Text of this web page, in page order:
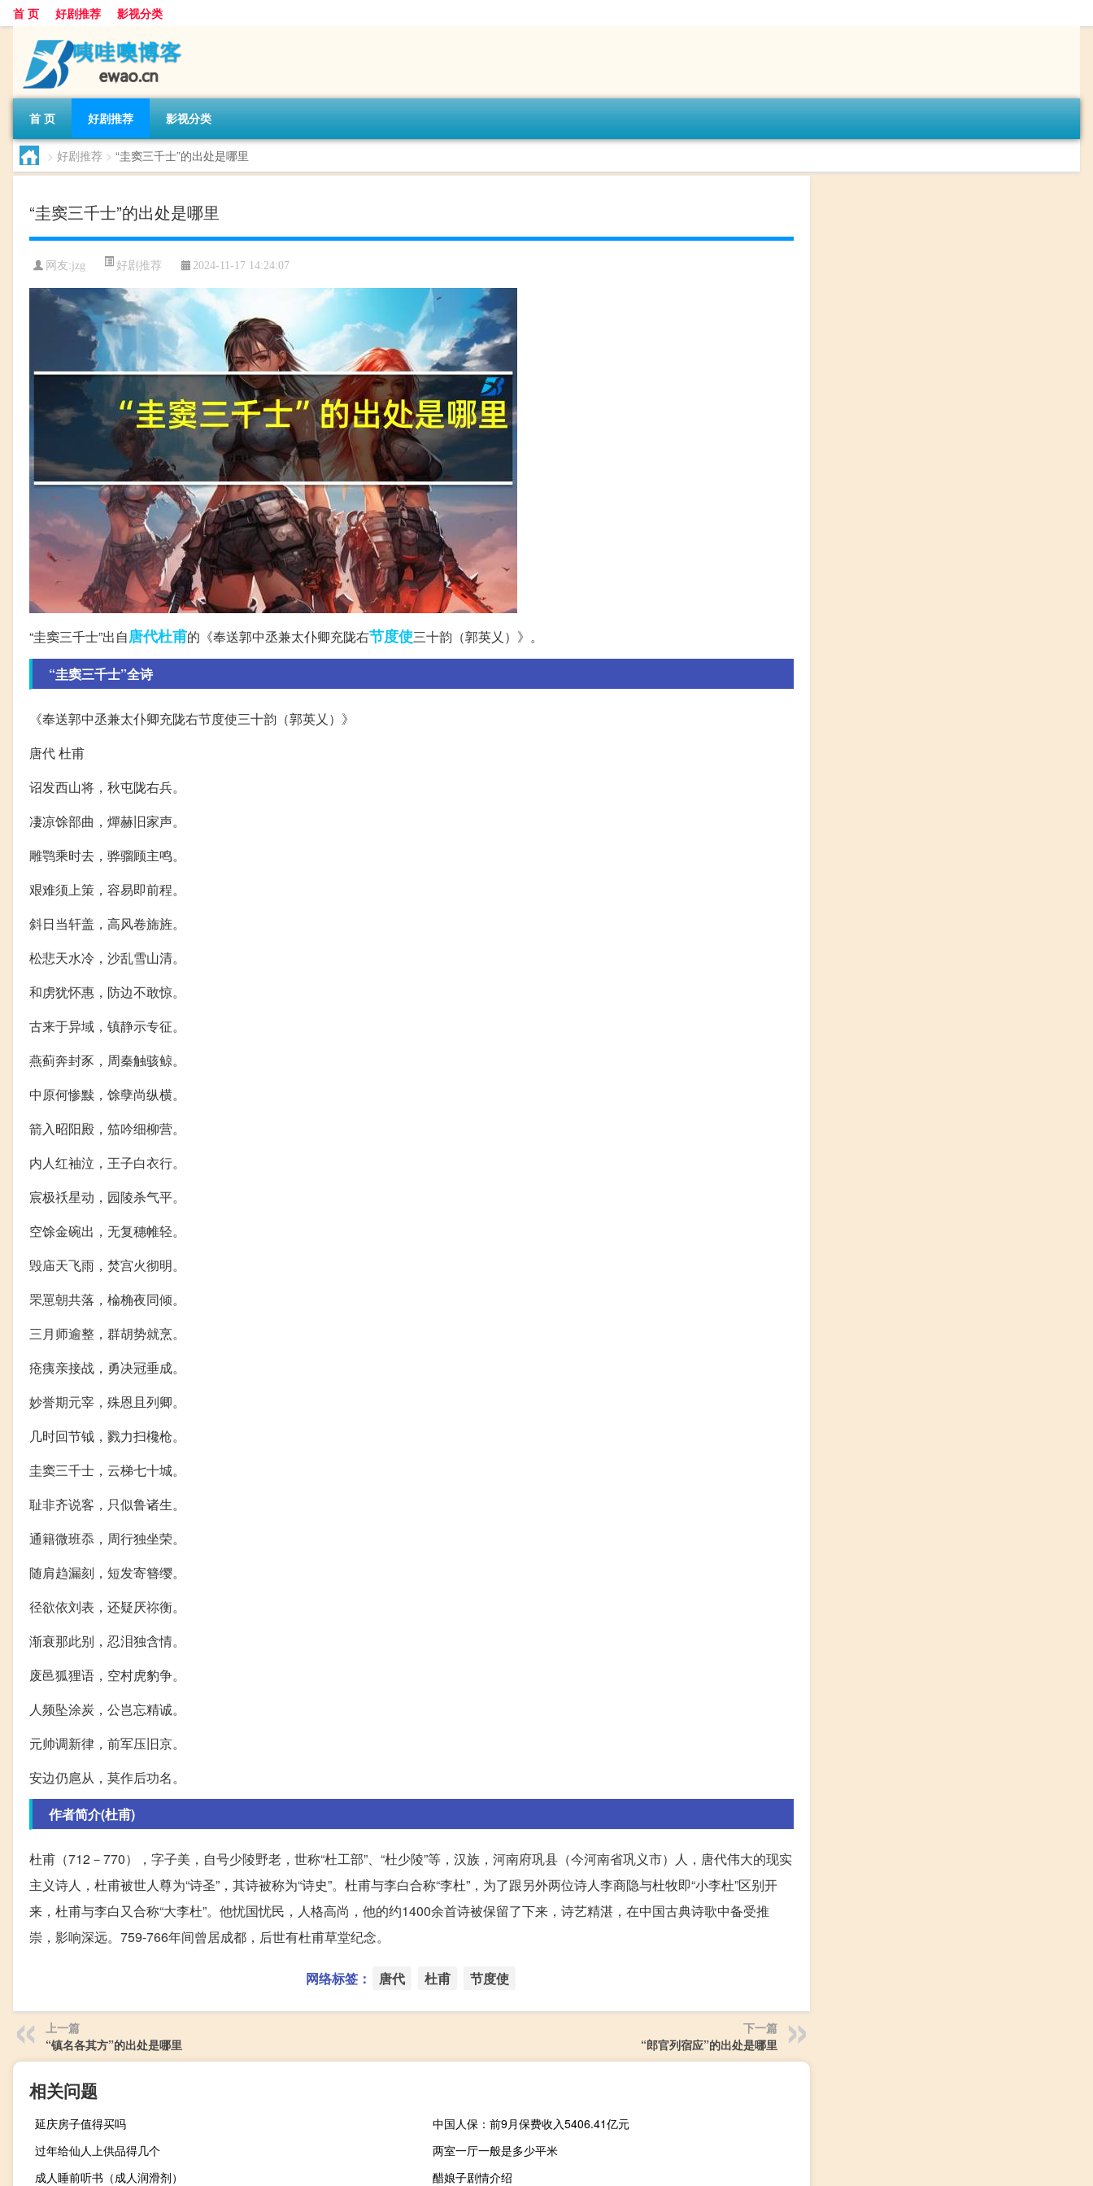
首 页 好剧推荐 影视分类
首 页 好剧推荐 影视分类
> 好剧推荐 > “圭窦三千士”的出处是哪里
“圭窦三千士”的出处是哪里
网友:jzg 好剧推荐 2024-11-17 14:24:07
“圭窦三千士”出自唐代杜甫的《奉送郭中丞兼太仆卿充陇右节度使三十韵（郭英乂）》。
“圭窦三千士”全诗
《奉送郭中丞兼太仆卿充陇右节度使三十韵（郭英乂）》
唐代 杜甫
诏发西山将，秋屯陇右兵。
凄凉馀部曲，燀赫旧家声。
雕鹗乘时去，骅骝顾主鸣。
艰难须上策，容易即前程。
斜日当轩盖，高风卷旆旌。
松悲天水冷，沙乱雪山清。
和虏犹怀惠，防边不敢惊。
古来于异域，镇静示专征。
燕蓟奔封豕，周秦触骇鲸。
中原何惨黩，馀孽尚纵横。
箭入昭阳殿，笳吟细柳营。
内人红袖泣，王子白衣行。
宸极祅星动，园陵杀气平。
空馀金碗出，无复穗帷轻。
毁庙天飞雨，焚宫火彻明。
罘罳朝共落，棆桷夜同倾。
三月师逾整，群胡势就烹。
疮痍亲接战，勇决冠垂成。
妙誉期元宰，殊恩且列卿。
几时回节钺，戮力扫欃枪。
圭窦三千士，云梯七十城。
耻非齐说客，只似鲁诸生。
通籍微班忝，周行独坐荣。
随肩趋漏刻，短发寄簪缨。
径欲依刘表，还疑厌祢衡。
渐衰那此别，忍泪独含情。
废邑狐狸语，空村虎豹争。
人频坠涂炭，公岂忘精诚。
元帅调新律，前军压旧京。
安边仍扈从，莫作后功名。
作者简介(杜甫)
杜甫（712－770），字子美，自号少陵野老，世称“杜工部”、“杜少陵”等，汉族，河南府巩县（今河南省巩义市）人，唐代伟大的现实
主义诗人，杜甫被世人尊为“诗圣”，其诗被称为“诗史”。杜甫与李白合称“李杜”，为了跟另外两位诗人李商隐与杜牧即“小李杜”区别开
来，杜甫与李白又合称“大李杜”。他忧国忧民，人格高尚，他的约1400余首诗被保留了下来，诗艺精湛，在中国古典诗歌中备受推
崇，影响深远。759-766年间曾居成都，后世有杜甫草堂纪念。
网络标签： 唐代 杜甫 节度使
上一篇
“镇名各其方”的出处是哪里
下一篇
“郎官列宿应”的出处是哪里
相关问题
延庆房子值得买吗
中国人保：前9月保费收入5406.41亿元
过年给仙人上供品得几个
两室一厅一般是多少平米
成人睡前听书（成人润滑剂）
醋娘子剧情介绍